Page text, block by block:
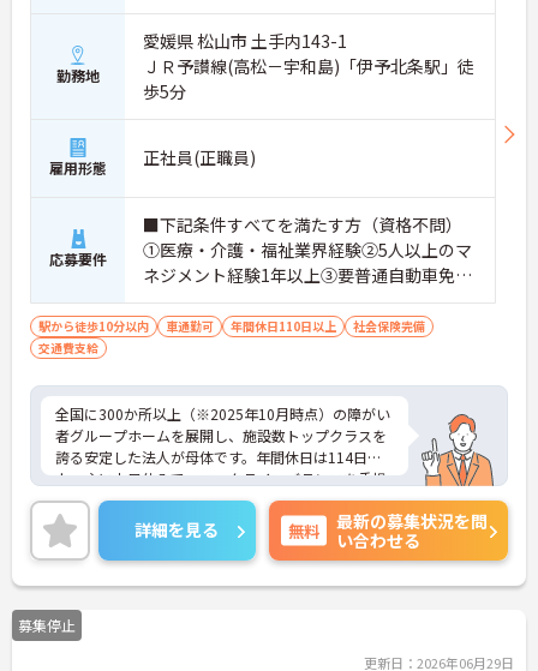
勤務地
愛媛県 松山市 土手内143-1
ＪＲ予讃線(高松－宇和島)「伊予北条駅」徒
歩5分
雇用形態 正社員(正職員)
応募要件
■下記条件すべてを満たす方（資格不問）
①医療・介護・福祉業界経験②5人以上のマ
ネジメント経験1年以上③要普通自動車免許
（AT限定可）※介護業界に関する有資格者
（介護職員初任者研修、介護福祉士な
駅から徒歩10分以内 車通勤可 年間休日110日以上
社会保険完備
交通費支給
全国に300か所以上（※2025年10月時点）の障がい
者グループホームを展開し、施設数トップクラスを
誇る安定した法人が母体です。年間休日は114日以
上、主に土日休みで、ワークライフバランスを重視
した働き方が可能です。産前産後・育児休暇制度も
あり、子育て世代も安心して働ける環境が整ってい
ます。一般社員研修や外部勉強会受講支援制度など
を通じて着実にスキルアップもできます。チームを
まとめ、メンバーの成長を後押しすることにやりが
いを感じる方、新しい挑戦に意欲的な方にぴったり
の職場です。ご興味のある方は詳細等をお伝えしま
詳細を見る 無料
最新の募集状況を問
い合わせる
募集停止
更新日：2026年06月29日